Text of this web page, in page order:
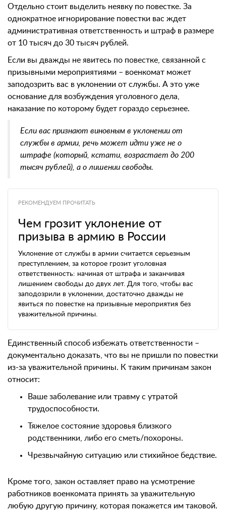
Отдельно стоит выделить неявку по повестке. За
однократное игнорирование повестки вас ждет
административная ответственность и штраф в размере
от 10 тысяч до 30 тысяч рублей.
Если вы дважды не явитесь по повестке, связанной с
призывными мероприятиями – военкомат может
заподозрить вас в уклонении от службы. А это уже
основание для возбуждения уголовного дела,
наказание по которому будет гораздо серьезнее.
Если вас признают виновным в уклонении от
службы в армии, речь может идти уже не о
штрафе (который, кстати, возрастает до 200
тысяч рублей), а о лишении свободы.
РЕКОМЕНДУЕМ ПРОЧИТАТЬ
Чем грозит уклонение от
призыва в армию в России
Уклонение от службы в армии считается серьезным
преступлением, за которое грозит уголовная
ответственность: начиная от штрафа и заканчивая
лишением свободы до двух лет. Для того, чтобы вас
заподозрили в уклонении, достаточно дважды не
явиться по повестке на призывные мероприятия без
уважительной причины.
Единственный способ избежать ответственности –
документально доказать, что вы не пришли по повестки
из-за уважительной причины. К таким причинам закон
относит:
Ваше заболевание или травму с утратой
трудоспособности.
Тяжелое состояние здоровья близкого
родственники, либо его сметь/похороны.
Чрезвычайную ситуацию или стихийное бедствие.
Кроме того, закон оставляет право на усмотрение
работников военкомата принять за уважительную
любую другую причину, которая покажется им таковой.